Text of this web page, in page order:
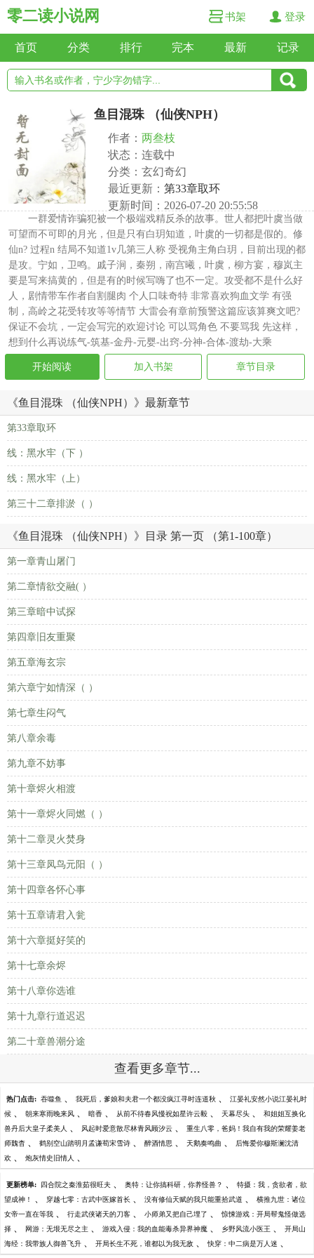
零二读小说网 书架 登录
首页 分类 排行 完本 最新 记录
鱼目混珠 （仙侠NPH）
作者： 两叁枝
状态：连载中
分类：玄幻奇幻
最近更新： 第33章取环
更新时间：2026-07-20 20:55:58
一群爱情诈骗犯被一个极端戏精反杀的故事。世人都把叶虞当做
可望而不可即的月光，但是只有白玥知道，叶虞的一切都是假的。修
仙n? 过程n 结局不知道1v几第三人称 受视角主角白玥，目前出现的都
是攻。宁如，卫鸣。戚子涧，秦朔，南宫曦，叶虞，柳方宴，穆岚主
要是写来搞黄的，但是有的时候写嗨了也不一定。攻受都不是什么好
人，剧情带车作者自割腿肉 个人口味奇特 非常喜欢狗血文学 有强
制，高岭之花受转攻等等情节 大雷会有章前预警这篇应该算爽文吧?
保证不会坑，一定会写完的欢迎讨论 可以骂角色 不要骂我 先这样，
想到什么再说练气-筑基-金丹-元婴-出窍-分神-合体-渡劫-大乘
开始阅读 加入书架 章节目录
《鱼目混珠 （仙侠NPH）》最新章节
第33章取环
线：黑水牢（下 ）
线：黑水牢（上）
第三十二章排淤（ ）
《鱼目混珠 （仙侠NPH）》目录 第一页 （第1-100章）
第一章青山屠门
第二章情欲交融( ）
第三章暗中试探
第四章旧友重聚
第五章海玄宗
第六章宁如情深（ ）
第七章生闷气
第八章余毒
第九章不妨事
第十章烬火相渡
第十一章烬火同燃（ ）
第十二章灵火焚身
第十三章凤鸟元阳（ ）
第十四章各怀心事
第十五章请君入瓮
第十六章挺好笑的
第十七章余烬
第十八章你选谁
第十九章行道迟迟
第二十章兽潮分途
查看更多章节...
热门点击: 吞噬鱼 、 我死后，爹娘和夫君一个都没疯江寻时连道秋 、 江晏礼安然小说江晏礼时
候 、 朝来寒雨晚来风 、 暗香 、 从前不待春风慢祝如星许云毅 、 天幕尽头 、 和姐姐互换化
兽丹后大皇子柔美人 、 风起时爱意散尽林青风顾汐云 、 重生八零，爸妈！我自有我的荣耀姜老
师魏杳 、 鹤别空山踏明月孟谦荀宋雪诗 、 醉酒情思 、 天鹅奏鸣曲 、 后悔爱你穆斯澜沈清
欢 、 炮灰情史旧情人 、
更新榜单: 四合院之秦淮茹很旺夫 、 奥特：让你搞科研，你养怪兽？ 、 特摄：我，贪欲者，欲
望成神！ 、 穿越七零：古武中医嫁首长 、 没有修仙天赋的我只能重拾武道 、 横推九世：诸位
女帝一直在等我 、 行走武侠诸天的刀客 、 小师弟又把自己埋了 、 惊悚游戏：开局帮鬼怪做选
择 、 网游：无垠无尽之主 、 游戏入侵：我的血能毒杀异界神魔 、 乡野风流小医王 、 开局山
海经：我带族人御兽飞升 、 开局长生不死，谁都以为我无敌 、 快穿：中二病是万人迷 、